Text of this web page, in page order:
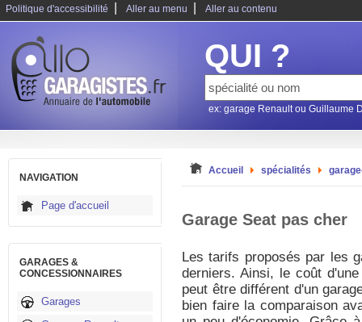
Politique d'accessibilité Aller au menu Aller au contenu
QUI ?
ex: garage Renault ou Guillaume
NAVIGATION
Page d'accueil
GARAGES &
CONCESSIONNAIRES
Garages
Accueil spécialités
Garage Seat pas cher
Les tarifs proposés par les
derniers. Ainsi, le coût
peut être différent d'un
bien faire la comparaison